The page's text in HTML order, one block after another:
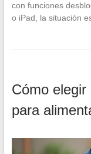
con funciones
o iPad, la situación
Cómo
para